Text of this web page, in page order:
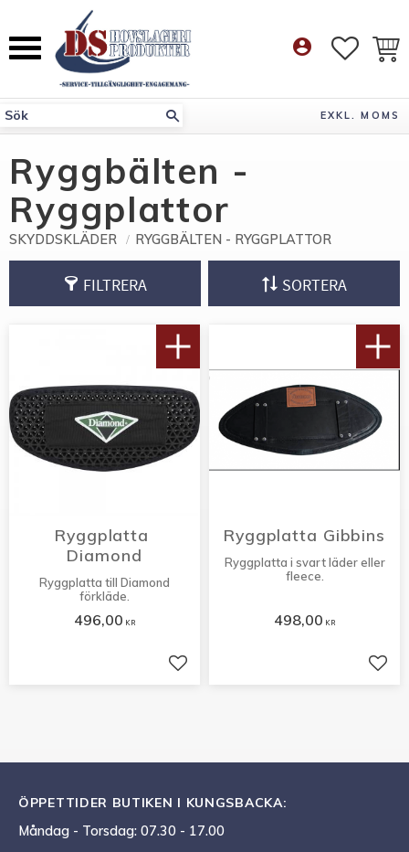
Meny account_circle
EXKL. MOMS
Ryggbälten -
Ryggplattor
SKYDDSKLÄDER RYGGBÄLTEN - RYGGPLATTOR
FILTRERA SORTERA
Ryggplatta
Diamond
Ryggplatta till Diamond
förkläde.
496,00 KR
Lägg till i favoriter
Ryggplatta Gibbins
Ryggplatta i svart läder eller
fleece.
498,00 KR
ÖPPETTIDER BUTIKEN I KUNGSBACKA:
Måndag - Torsdag: 07.30 - 17.00